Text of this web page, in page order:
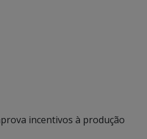
incentivos à produção